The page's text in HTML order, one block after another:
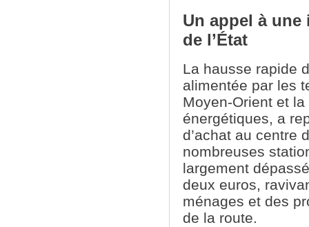
Un appel à
de l’État
La hausse rapide
alimentée par les
Moyen-Orient et
énergétiques, a
d’achat au centre
nombreuses
largement
deux euros,
ménages et des
de la route.